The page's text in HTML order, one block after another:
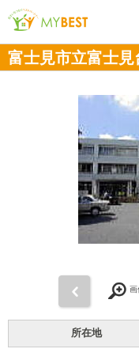
富士見市立富士見
画
所在地